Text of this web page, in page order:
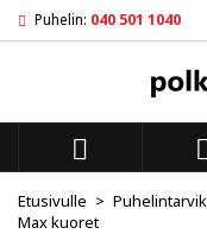
Puhelin: 040 501 1040

Etusivulle
Max kuoret
My
Create new list
Luo
Toivelistan nimi
Kirjaudu
Sinun pitää olla